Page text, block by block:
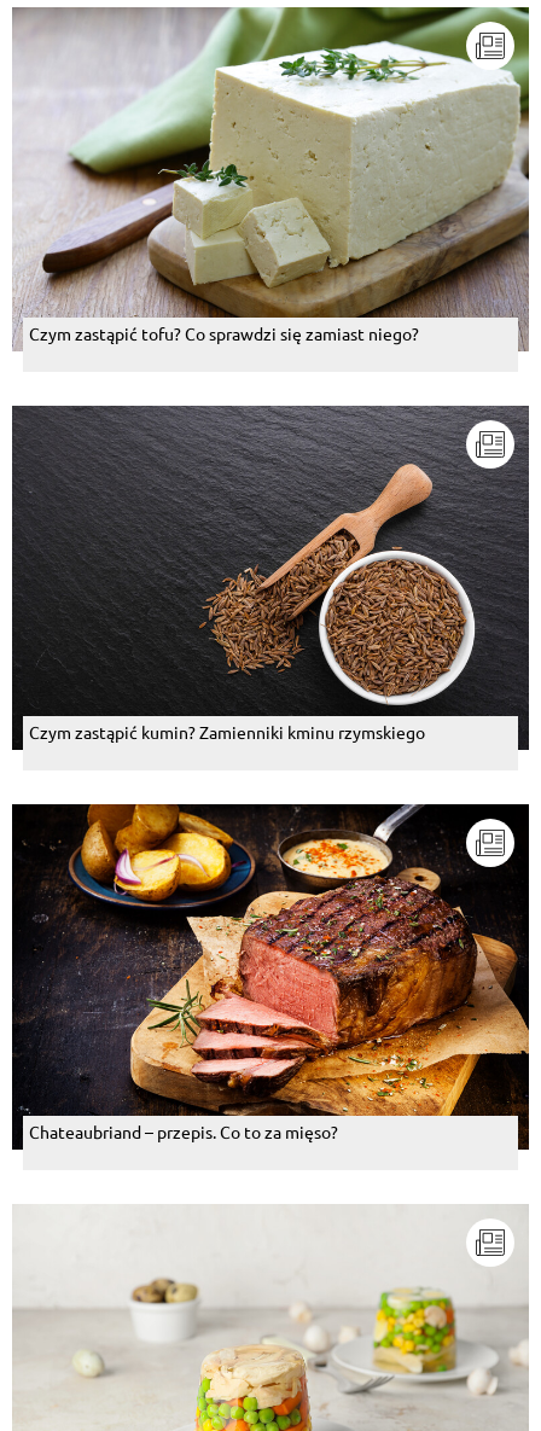
Czym zastąpić tofu? Co sprawdzi się zamiast niego?
Czym zastąpić kumin? Zamienniki kminu rzymskiego
Chateaubriand – przepis. Co to za mięso?